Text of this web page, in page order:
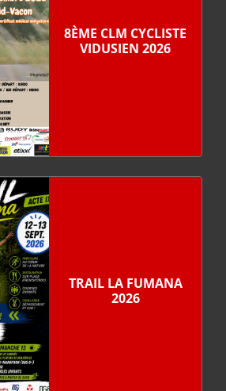
8ÈME CLM CYCLISTE
VIDUSIEN 2026
TRAIL LA FUMANA
2026